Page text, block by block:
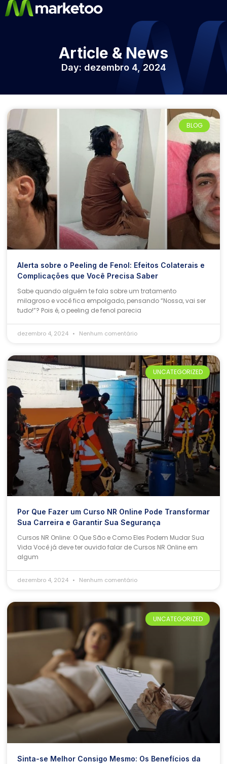
Article & News
Day: dezembro 4, 2024
BLOG
Alerta sobre o Peeling de Fenol: Efeitos Colaterais e
Complicações que Você Precisa Saber
Sabe quando alguém te fala sobre um tratamento
milagroso e você fica empolgado, pensando “Nossa, vai ser
tudo!”? Pois é, o peeling de fenol parecia
dezembro 4, 2024 Nenhum comentário
UNCATEGORIZED
Por Que Fazer um Curso NR Online Pode Transformar
Sua Carreira e Garantir Sua Segurança
Cursos NR Online: O Que São e Como Eles Podem Mudar Sua
Vida Você já deve ter ouvido falar de Cursos NR Online em
algum
dezembro 4, 2024 Nenhum comentário
UNCATEGORIZED
Sinta-se Melhor Consigo Mesmo: Os Benefícios da